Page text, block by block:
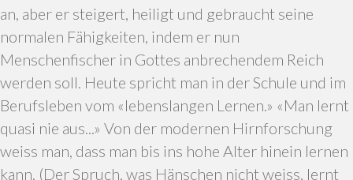
an, aber er steigert, heiligt und gebraucht seine
normalen Fähigkeiten, indem er nun
Menschenfischer in Gottes anbrechendem Reich
werden soll. Heute spricht man in der Schule und im
Berufsleben vom «lebenslangen Lernen.» «Man lernt
quasi nie aus...» Von der modernen Hirnforschung
weiss man, dass man bis ins hohe Alter hinein lernen
kann. (Der Spruch, was Hänschen nicht weiss, lernt